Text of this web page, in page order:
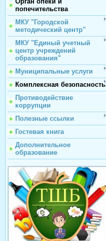
попечительства
МКУ "Городской
методический центр"
МКУ "Единый учетный
центр учреждений
образования"
Муниципальные услуги
Комплексная безопасность
Противодействие
коррупции
Полезные ссылки
Гостевая книга
Дополнительное
образование